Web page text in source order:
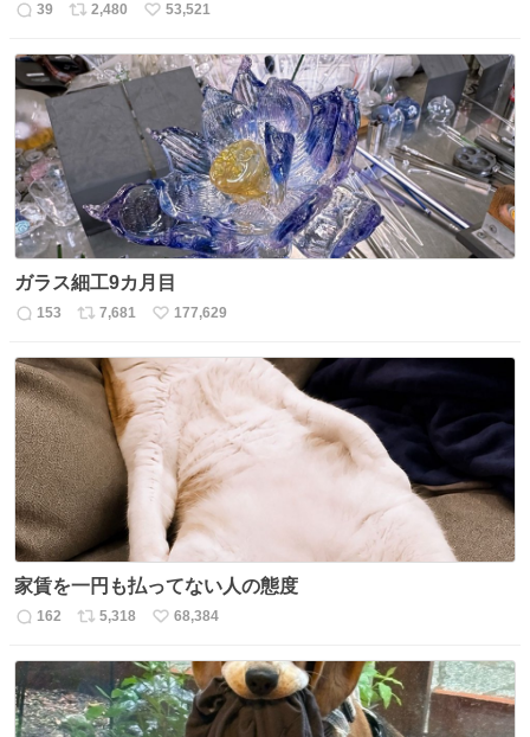
返
数
39
リ
ス
ト
2,480
い
ね
53,521
ガラス細工9カ月目
返
数
153
リ
ス
ト
数
7,681
い
ね
数
177,629
家賃を一円も払ってない人の態度
返
162
リ
ト
数
5,318
い
ね
数
68,384